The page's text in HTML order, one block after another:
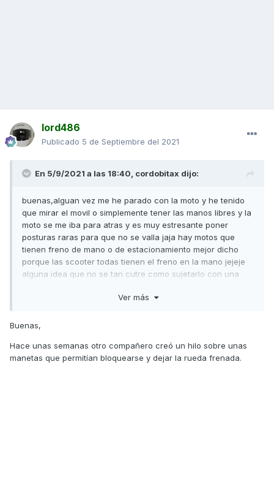
lord486
Publicado 5 de Septiembre del 2021
En 5/9/2021 a las 18:40, cordobitax dijo:
buenas,alguan vez me he parado con la moto y he tenido
que mirar el movil o simplemente tener las manos libres y la
moto se me iba para atras y es muy estresante poner
posturas raras para que no se valla jaja hay motos que
tienen freno de mano o de estacionamiento mejor dicho
porque las scooter todas tienen el freno en la mano jejeje
alguna idea que no se tan cutre como sujetarlo con una
Ver más
Buenas,
Hace unas semanas otro compañero creó un hilo sobre unas
manetas que permitían bloquearse y dejar la rueda frenada.